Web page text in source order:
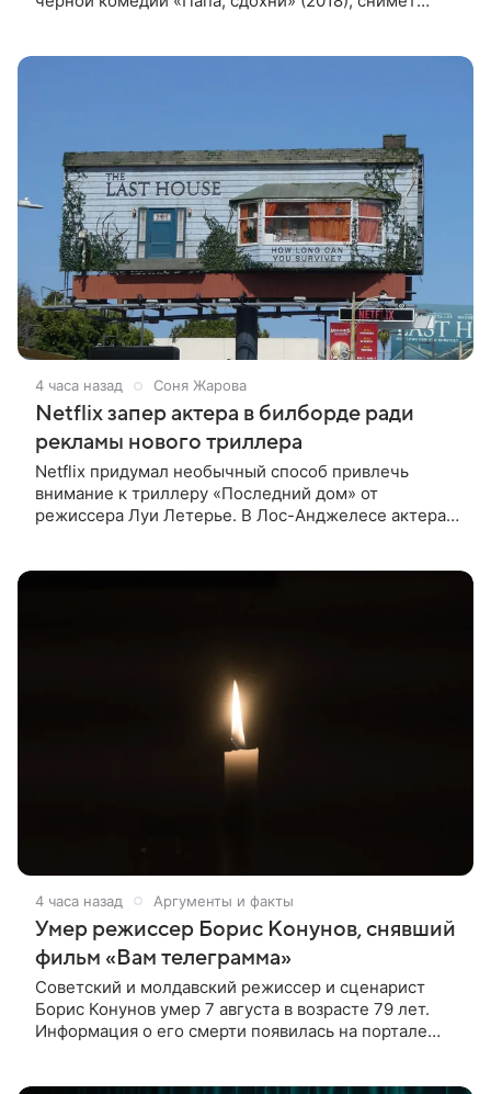
4 часа назад Соня Жарова
Netflix запер актера в билборде ради
рекламы нового триллера
Netflix придумал необычный способ привлечь
внимание к триллеру «Последний дом» от
режиссера Луи Летерье. В Лос-Анджелесе актера
4 часа назад Аргументы и факты
Умер режиссер Борис Конунов, снявший
фильм «Вам телеграмма»
Советский и молдавский режиссер и сценарист
Борис Конунов умер 7 августа в возрасте 79 лет.
Информация о его смерти появилась на портале